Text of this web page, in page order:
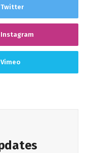
Twitter
Instagram
Vimeo